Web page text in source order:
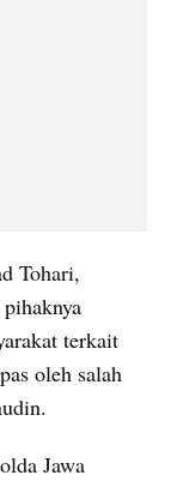
Tohari,
terkait
oleh salah
Jawa